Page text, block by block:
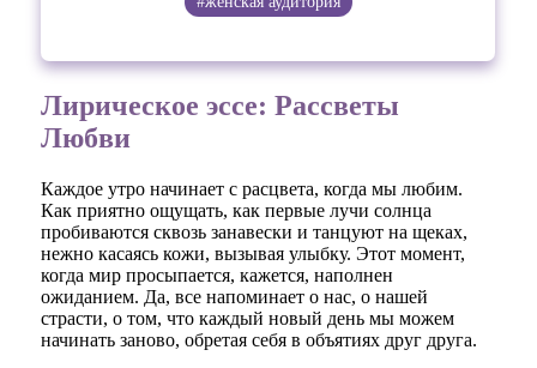
Лирическое эссе: Рассветы
Любви
Каждое утро начинает с расцвета, когда мы любим.
Как приятно ощущать, как первые лучи солнца
пробиваются сквозь занавески и танцуют на щеках,
нежно касаясь кожи, вызывая улыбку. Этот момент,
когда мир просыпается, кажется, наполнен
ожиданием. Да, все напоминает о нас, о нашей
страсти, о том, что каждый новый день мы можем
начинать заново, обретая себя в объятиях друг друга.